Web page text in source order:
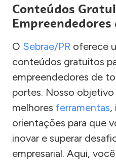
Conteúdos
Empreendedores
O Sebrae/PR oferece
conteúdos gratuitos
empreendedores de
portes. Nosso
melhores ferramentas,
orientações para que
inovar e superar
empresarial. Aqui,